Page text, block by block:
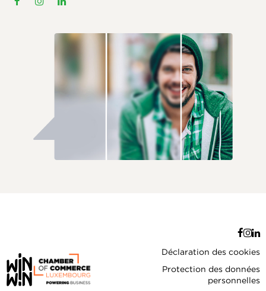
Déclaration des cookies
Protection des données
personnelles